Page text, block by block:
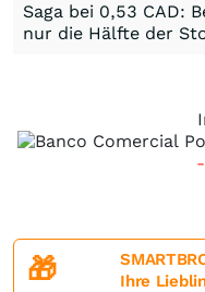
Saga bei 0,53 CAD:
nur die Hälfte der
🎁
Ihre